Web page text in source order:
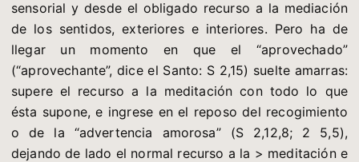
sensorial y desde el obligado recurso a la mediación
de los sentidos, exteriores e interiores. Pero ha de
llegar un momento en que el “aprovechado”
(“aprovechante”, dice el Santo: S 2,15) suelte amarras:
supere el recurso a la meditación con todo lo que
ésta supone, e ingrese en el reposo del recogimiento
o de la “advertencia amorosa” (S 2,12,8; 2 5,5),
dejando de lado el normal recurso a la > meditación e